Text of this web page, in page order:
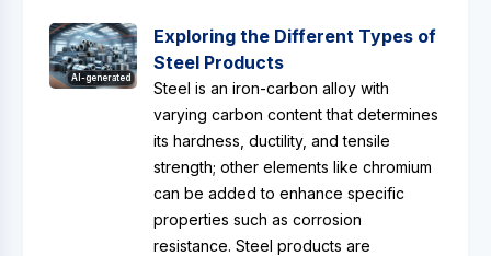
AI-generated
Exploring the Different Types of
Steel Products
Steel is an iron-carbon alloy with
varying carbon content that determines
its hardness, ductility, and tensile
strength; other elements like chromium
can be added to enhance specific
properties such as corrosion
resistance. Steel products are